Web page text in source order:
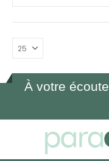
À votre écoute